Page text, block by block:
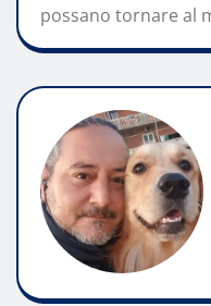
possano tornare al